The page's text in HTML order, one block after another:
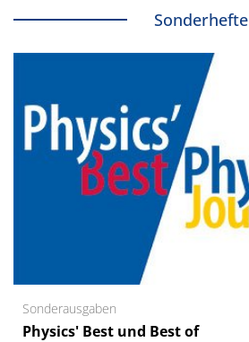
Sonderhefte
Sonderausgaben
Physics' Best und Best of